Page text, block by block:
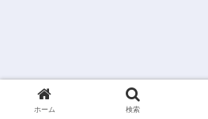
ホーム 検索